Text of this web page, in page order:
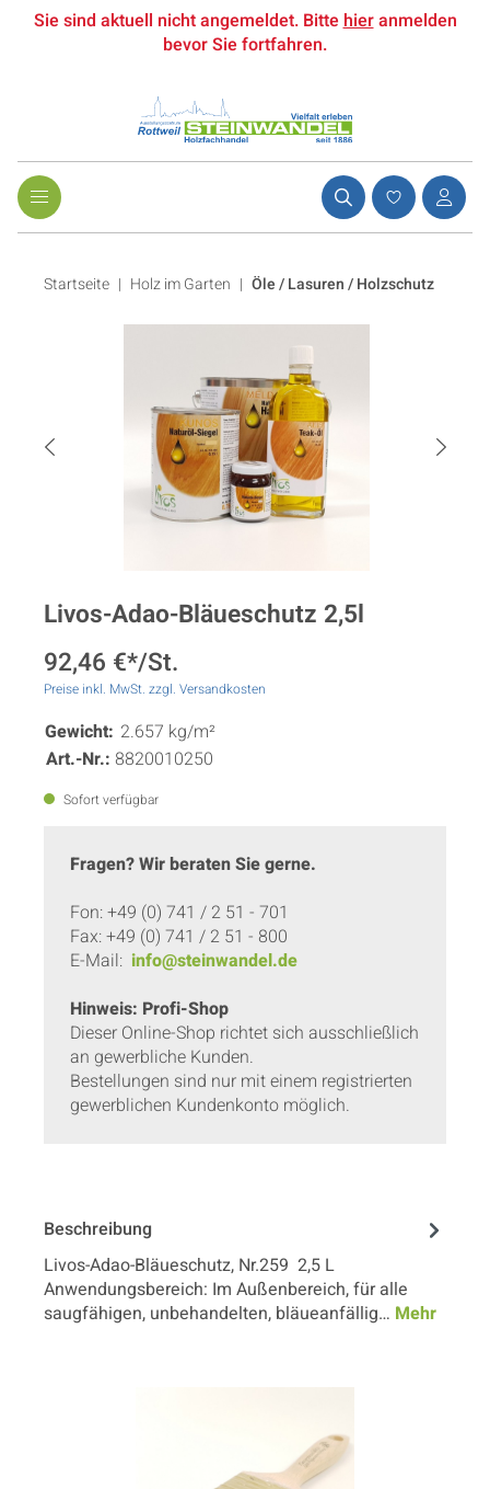
Sie sind aktuell nicht angemeldet. Bittehieranmelden
bevor Sie fortfahren.
Startseite Holz im Garten | Öle / Lasuren / Holzschutz
Livos-Adao-Bläueschutz 2,5l
92,46 €*/St.
Preise inkl. MwSt. zzgl. Versandkosten
Gewicht: 2.657 kg/m²
Art.-Nr.: 8820010250
Sofort verfügbar
Fragen? Wir beraten Sie gerne.
Fon: +49 (0) 741 / 2 51 - 701
Fax: +49 (0) 741 / 2 51 - 800
E-Mail: info@steinwandel.de
Hinweis: Profi-Shop
Dieser Online-Shop richtet sich ausschließlich
an gewerbliche Kunden.
Bestellungen sind nur mit einem registrierten
gewerblichen Kundenkonto möglich.
Beschreibung
Livos-Adao-Bläueschutz, Nr.259 2,5 L
Anwendungsbereich: Im Außenbereich, für alle
saugfähigen, unbehandelten, bläueanfällig… Mehr